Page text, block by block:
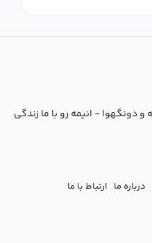
و دونگهوا - انیمه رو با ما زندگی
درباره ما ارتباط با ما